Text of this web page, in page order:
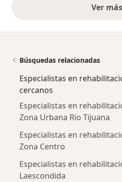
Ver más
Búsquedas relacionadas
Especialistas en
cercanos
Especialistas en
Zona Urbana Rio Tijuana
Especialistas en
Zona Centro
Especialistas en
Laescondida